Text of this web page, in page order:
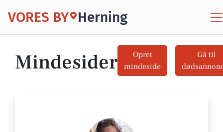
VORES BY Herning
Mindesider
Opret
mindeside
Gå til